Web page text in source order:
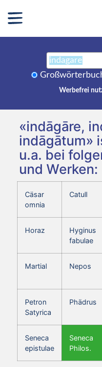
Werbefrei
«indāgāre,
indāgātum»
u.a. bei
und Werken:
Cäsar
omnia
Catull
Horaz
Hyginus
fabulae
Martial Nepos
Petron
Satyrica
Phädrus
Seneca
epistulae
Seneca
Philos.